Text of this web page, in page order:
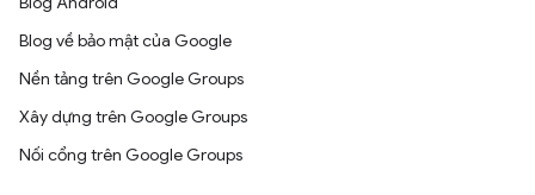
Blog về bảo mật của Google
Nền tảng trên Google Groups
Xây dựng trên Google Groups
Nối cổng trên Google Groups